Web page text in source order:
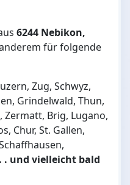
6244 Nebikon,
für folgende
Zug, Schwyz,
Grindelwald, Thun,
Zermatt, Brig, Lugano,
Chur, St. Gallen,
. und vielleicht bald